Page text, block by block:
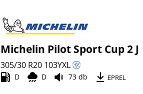
Michelin Pilot Sport Cup 2 J
305/30 R20 103YXL
D D 73 db EPREL